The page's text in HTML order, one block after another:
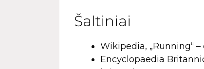
Šaltiniai
Wikipedia, „Running“
Encyclopaedia